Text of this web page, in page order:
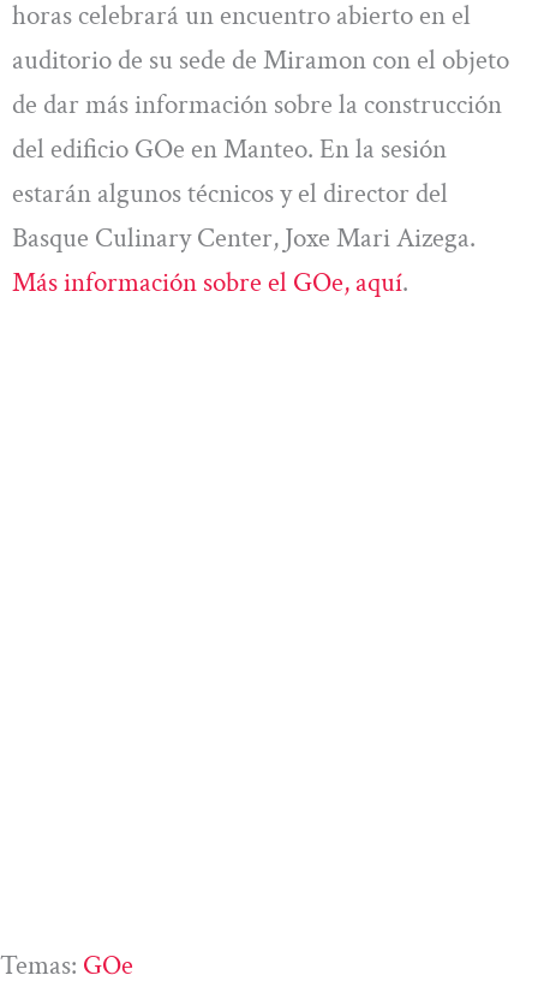
horas celebrará un encuentro abierto en el
auditorio de su sede de Miramon con el objeto
de dar más información sobre la construcción
del edificio GOe en Manteo. En la sesión
estarán algunos técnicos y el director del
Basque Culinary Center, Joxe Mari Aizega.
Más información sobre el GOe, aquí.
Temas: GOe